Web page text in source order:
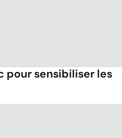
pour sensibiliser les